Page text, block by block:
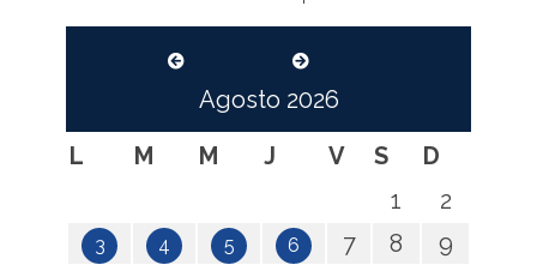
Agosto 2026
L
M M J V S
D
1
2
3 4 5 6 7 8
9